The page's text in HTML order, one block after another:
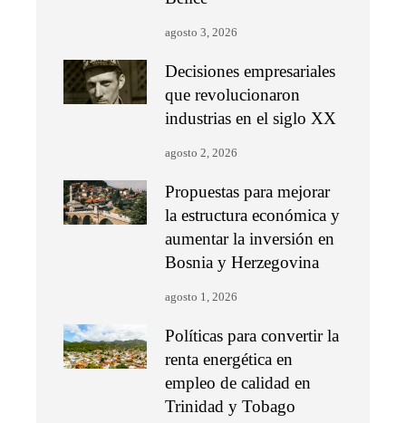
agosto 3, 2026
Decisiones empresariales
que revolucionaron
industrias en el siglo XX
agosto 2, 2026
Propuestas para mejorar
la estructura económica y
aumentar la inversión en
Bosnia y Herzegovina
agosto 1, 2026
Políticas para convertir la
renta energética en
empleo de calidad en
Trinidad y Tobago